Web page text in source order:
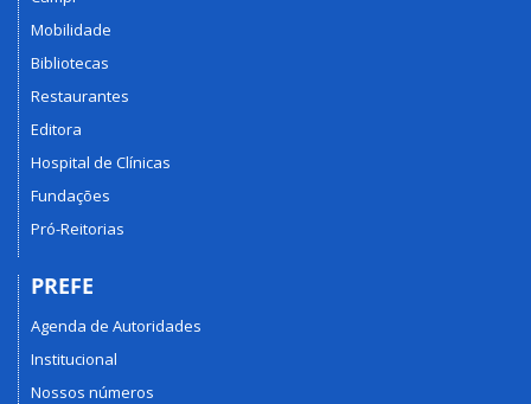
Mobilidade
Bibliotecas
Restaurantes
Editora
Hospital de Clínicas
Fundações
Pró-Reitorias
PREFE
Agenda de Autoridades
Institucional
Nossos números